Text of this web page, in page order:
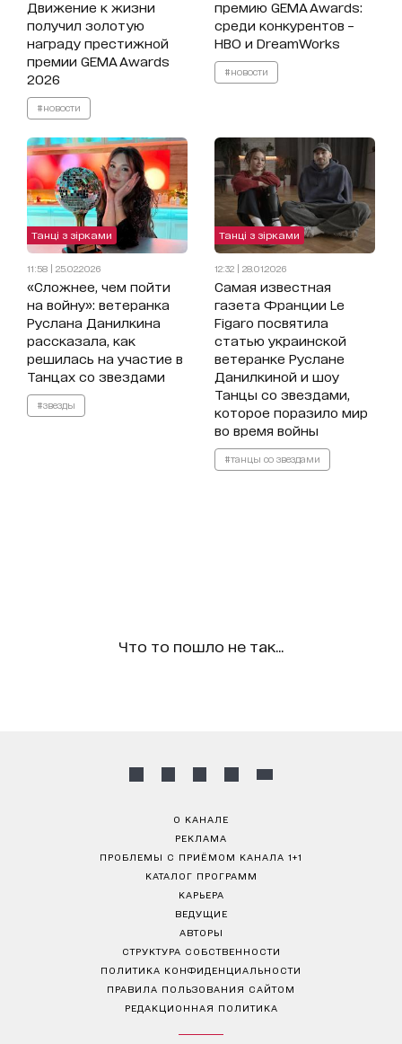
Движение к жизни
получил золотую
награду престижной
премии GEMA Awards
2026
#новости
премию GEMA Awards:
среди конкурентов –
HBO и DreamWorks
#новости
Танці з зірками
11:58 | 25.02.2026
«Сложнее, чем пойти
на войну»: ветеранка
Руслана Данилкина
рассказала, как
решилась на участие в
Танцах со звездами
#звезды
Танці з зірками
12:32 | 28.01.2026
Самая известная
газета Франции Le
Figaro посвятила
статью украинской
ветеранке Руслане
Данилкиной и шоу
Танцы со звездами,
которое поразило мир
во время войны
#танцы со звездами
Что то пошло не так...
О КАНАЛЕ
РЕКЛАМА
ПРОБЛЕМЫ С ПРИЁМОМ КАНАЛА 1+1
КАТАЛОГ ПРОГРАММ
КАРЬЕРА
ВЕДУЩИЕ
АВТОРЫ
СТРУКТУРА СОБСТВЕННОСТИ
ПОЛИТИКА КОНФИДЕНЦИАЛЬНОСТИ
ПРАВИЛА ПОЛЬЗОВАНИЯ САЙТОМ
РЕДАКЦИОННАЯ ПОЛИТИКА